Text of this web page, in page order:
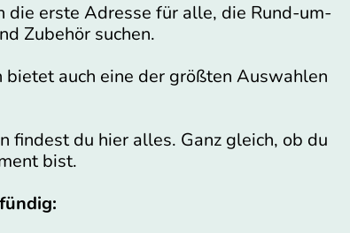
die erste Adresse für alle, die Rund-um-
Zubehör suchen.
auch eine der größten Auswahlen
findest du hier alles. Ganz gleich, ob du
bist.